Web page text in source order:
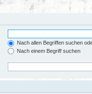
Nach allen Begriffen suchen
Nach einem Begriff suchen